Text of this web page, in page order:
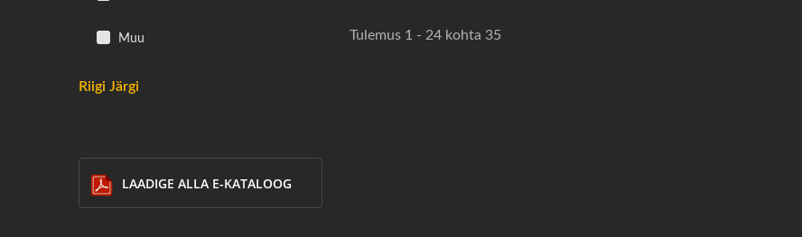
Muu
Riigi Järgi
LAADIGE ALLA E-KATALOOG
Tulemus 1 - 24 kohta 35